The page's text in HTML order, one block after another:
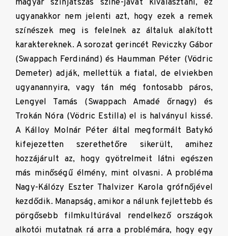
magyar színjátszás színe-javát kiválasztani, ez
ugyanakkor nem jelenti azt, hogy ezek a remek
színészek meg is felelnek az általuk alakított
karaktereknek. A sorozat gerincét Reviczky Gábor
(Swappach Ferdinánd) és Haumman Péter (Vödric
Demeter) adják, mellettük a fiatal, de elviekben
ugyanannyira, vagy tán még fontosabb páros,
Lengyel Tamás (Swappach Amadé őrnagy) és
Trokán Nóra (Vödric Estilla) el is halványul kissé.
A Kálloy Molnár Péter által megformált Batykó
kifejezetten szerethetőre sikerült, amihez
hozzájárult az, hogy gyötrelmeit látni egészen
más minőségű élmény, mint olvasni. A probléma
Nagy-Kálózy Eszter Thalvizer Karola grófnőjével
kezdődik. Manapság, amikor a nálunk fejlettebb és
pörgősebb filmkultúrával rendelkező országok
alkotói mutatnak rá arra a problémára, hogy egy